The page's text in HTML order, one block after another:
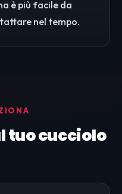
è più facile da
nel tempo.
tuo cucciolo